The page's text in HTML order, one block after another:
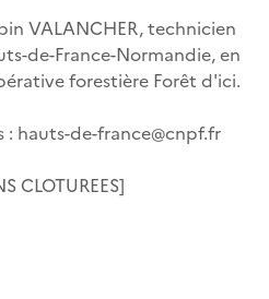
VALANCHER, technicien
de-France-Normandie, en
forestière Forêt d'ici.
hauts-de-france@cnpf.fr
CLOTUREES]